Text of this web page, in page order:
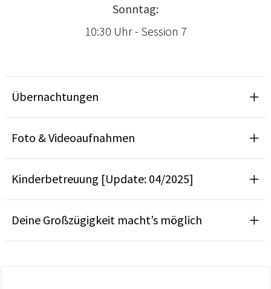
Sonntag:
10:30 Uhr - Session 7
Übernachtungen
Foto & Videoaufnahmen
Kinderbetreuung [Update: 04/2025]
Deine Großzügigkeit macht’s möglich